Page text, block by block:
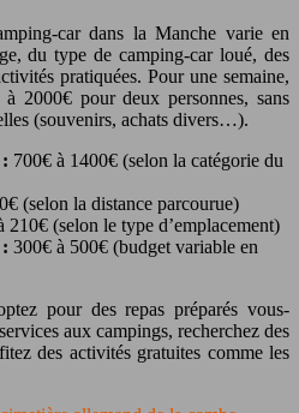
car dans la Manche varie en
du type de camping-car loué, des
pratiquées. Pour une semaine,
2000€ pour deux personnes, sans
(souvenirs, achats divers…).
700€ à 1400€ (selon la catégorie du
(selon la distance parcourue)
210€ (selon le type d’emplacement)
300€ à 500€ (budget variable en
pour des repas préparés vous-
aux campings, recherchez des
des activités gratuites comme les